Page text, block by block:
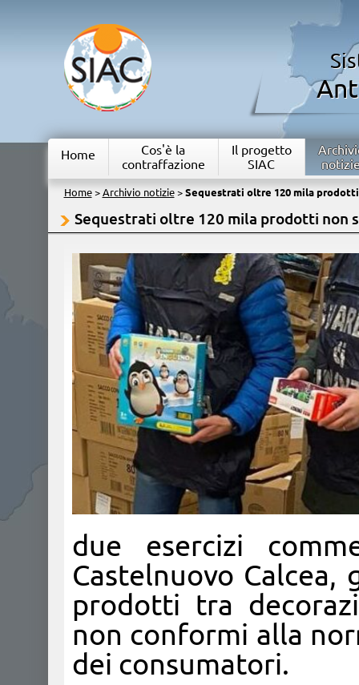
Home
Cos'è la
contraffazione
Il progetto
SIAC
Home> Archivio notizie> Sequestrati oltre 120 mila
Sequestrati oltre 120 mila prodotti non
due esercizi
Castelnuovo
prodotti tra
non conformi alla
dei consumatori.